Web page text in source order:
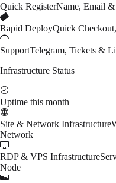
Quick RegisterName, Email
Rapid DeployQuick
SupportTelegram, Tickets &
Infrastructure Status
Uptime this month
Site & Network Infrastructure
Network
RDP & VPS Infrastructure
Node